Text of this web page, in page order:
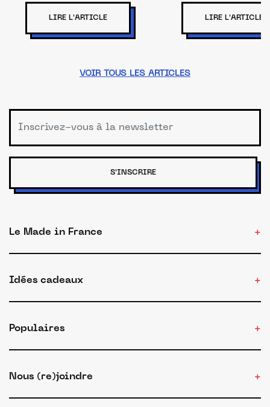
LIRE L'ARTICLE LIRE L'ARTICLE
VOIR TOUS LES ARTICLES
S'INSCRIRE
Le Made in France
Idées cadeaux
Populaires
Nous (re)joindre